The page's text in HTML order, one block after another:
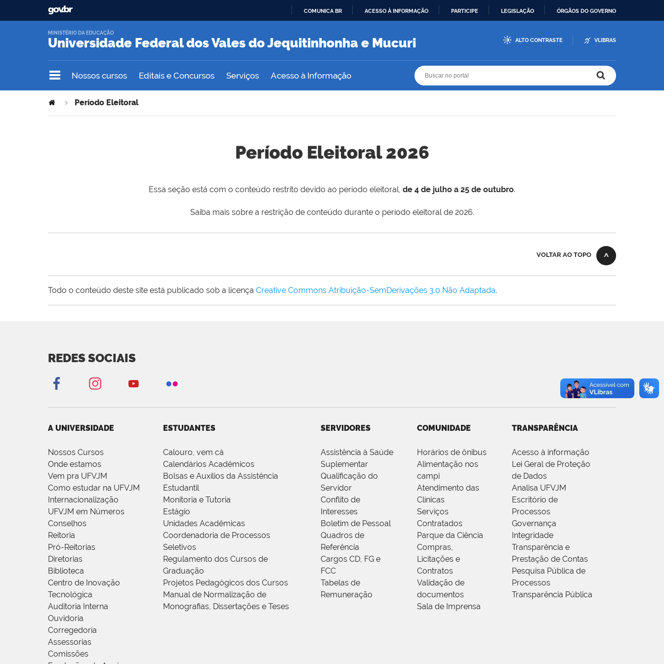
O
COMUNICA BR ACESSO À INFORMAÇÃO PARTICIPE LEGISLAÇÃO ÓRGÃOS DO GOVERNO
Universidade Federal dos Vales do Jequitinhonha e Mucuri
MINISTÉRIO DA EDUCAÇÃO
ALTO CONTRASTE VLIBRAS
Nossos cursos Editais e Concursos Serviços Acesso à Informação
Período Eleitoral
Período Eleitoral 2026
Essa seção está com o conteúdo restrito devido ao período eleitoral, de 4 de julho a 25 de outubro.
Saiba mais sobre a restrição de conteúdo durante o período eleitoral de 2026.
VOLTAR AO TOPO
Todo o conteúdo deste site está publicado sob a licença Creative Commons Atribuição-SemDerivações 3.0 Não Adaptada.
REDES SOCIAIS
A UNIVERSIDADE
Nossos Cursos
Onde estamos
Vem pra UFVJM
Como estudar na UFVJM
Internacionalização
UFVJM em Números
Conselhos
Reitoria
Pró-Reitorias
Diretorias
Biblioteca
Centro de Inovação
Tecnológica
Auditoria Interna
Ouvidoria
Corregedoria
Assessorias
Comissões
ESTUDANTES
Calouro, vem cá
Calendários Acadêmicos
Bolsas e Auxílios da Assistência
Estudantil
Monitoria e Tutoria
Estágio
Unidades Acadêmicas
Coordenadoria de Processos
Seletivos
Regulamento dos Cursos de
Graduação
Projetos Pedagógicos dos Cursos
Manual de Normalização de
Monografias, Dissertações e Teses
SERVIDORES
Assistência à Saúde
Suplementar
Qualificação do
Servidor
Conflito de
Interesses
Boletim de Pessoal
Quadros de
Referência
Cargos CD, FG e
FCC
Tabelas de
Remuneração
COMUNIDADE
Horários de ônibus
Alimentação nos
campi
Atendimento das
Clínicas
Serviços
Contratados
Parque da Ciência
Compras,
Licitações e
Contratos
Validação de
documentos
Sala de Imprensa
TRANSPARÊNCIA
Acesso à informação
Lei Geral de Proteção
de Dados
Analisa UFVJM
Escritório de
Processos
Governança
Integridade
Transparência e
Prestação de Contas
Pesquisa Pública de
Processos
Transparência Pública